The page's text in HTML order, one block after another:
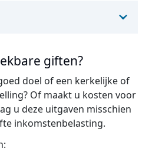
giften?
doel of een kerkelijke of
Of maakt u kosten voor
u deze uitgaven misschien
inkomstenbelasting.